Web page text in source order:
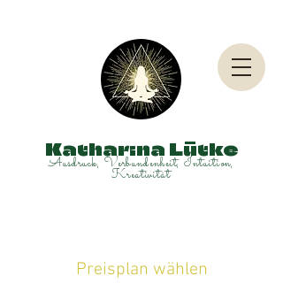
Katharina Lütke
Ausdruck, Verbundenheit, Intuition,
Kreativität
Preisplan wählen